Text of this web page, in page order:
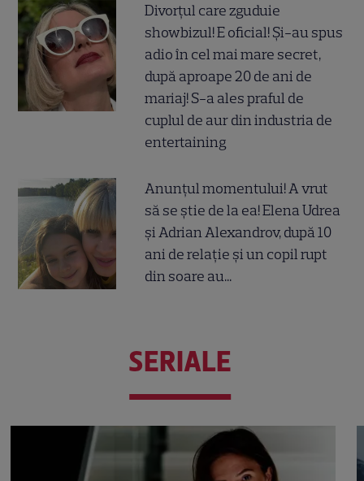
Divorțul care zguduie
showbizul! E oficial! Și-au spus
adio în cel mai mare secret,
după aproape 20 de ani de
mariaj! S-a ales praful de
cuplul de aur din industria de
entertaining
Anunțul momentului! A vrut
să se știe de la ea! Elena Udrea
și Adrian Alexandrov, după 10
ani de relație și un copil rupt
din soare au...
SERIALE